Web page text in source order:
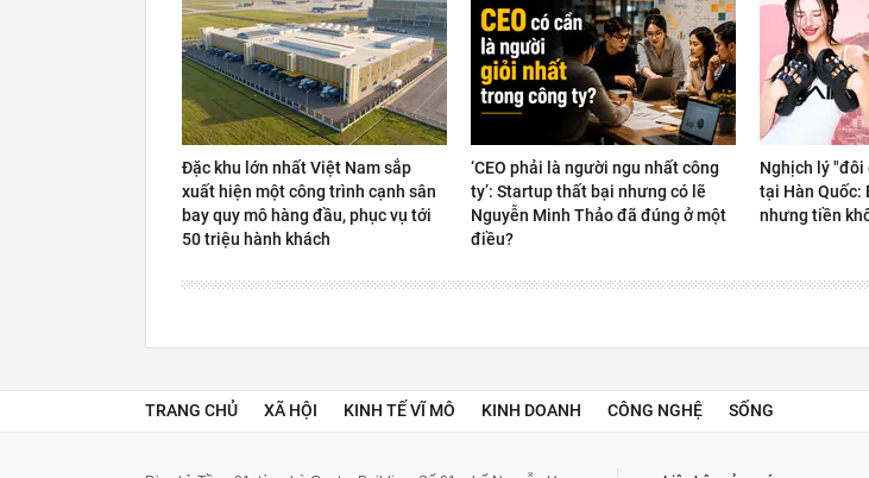
Đặc khu lớn nhất Việt Nam sắp
xuất hiện một công trình cạnh sân
bay quy mô hàng đầu, phục vụ tới
50 triệu hành khách
‘CEO phải là người ngu nhất công
ty’: Startup thất bại nhưng có lẽ
Nguyễn Minh Thảo đã đúng ở một
điều?
Nghịch lý "đôi
tại Hàn Quốc:
nhưng tiền
TRANG CHỦ XÃ HỘI KINH TẾ VĨ MÔ KINH DOANH CÔNG NGHỆ SỐNG